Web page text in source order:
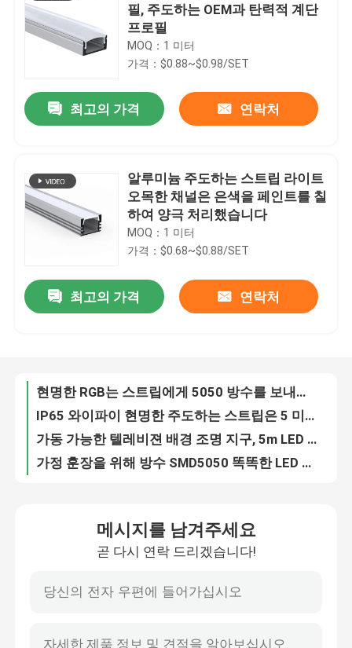
집
우리에 대하여
품질 관리
연락주세요
서피스는 주도하는 프로필을 탑재했습니다
오목한 주도하는 프로필
플라스터 보드는 프로필을 이끌었습니다
필, 주도하는 OEM과 탄력적 계단
프로필
MOQ：1 미터
가격：$0.88~$0.98/SET
최고의 가격 연락처
알루미늄 주도하는 스트립 라이트
오목한 채널은 은색을 페인트를 칠
하여 양극 처리했습니다
MOQ：1 미터
가격：$0.68~$0.88/SET
최고의 가격 연락처
10 미터 현명한 주도하는 스트립은 집 장식을 위해 탄력적인 와이파이 리모콘을 밝힙니다
탄력적 현명한 LED 스트립 라이트, 방수된 5m 5050 RGB LED 스트립 IP65
APP는 5050 RGB 주도하는 스트립 12V, 지적인 현명한 와이파이 주도하는 스트립을 제어합니다
메시지를 남겨주세요
곧 다시 연락 드리겠습니다!